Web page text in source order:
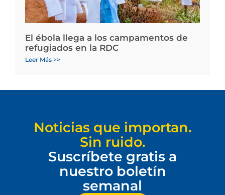
El ébola llega a los campamentos de
refugiados en la RDC
Leer Más >>
Noticias que importan.
Sin ruido.
Suscríbete gratis a
nuestro boletín
semanal